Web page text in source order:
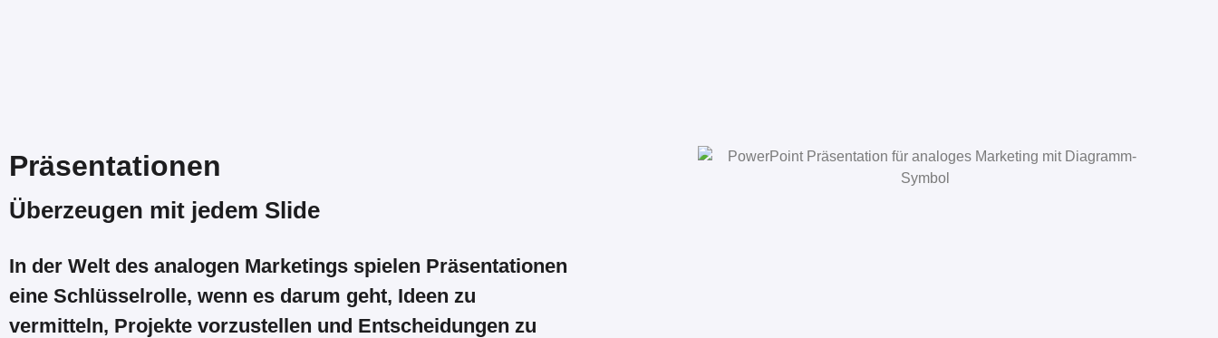
Präsentationen
Überzeugen mit jedem Slide
In der Welt des analogen Marketings spielen Präsentationen
eine Schlüsselrolle, wenn es darum geht, Ideen zu
vermitteln, Projekte vorzustellen und Entscheidungen zu